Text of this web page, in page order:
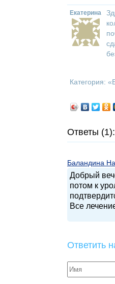
Екатерина
Категория: «
Ответы (1):
Баландина
Добрый
потом к
Все
Ответить